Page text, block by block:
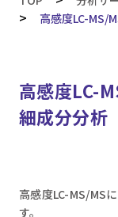
> 高感度LC-MS/
高感度LC-
細成分分析
高感度LC-MS/MS
す。